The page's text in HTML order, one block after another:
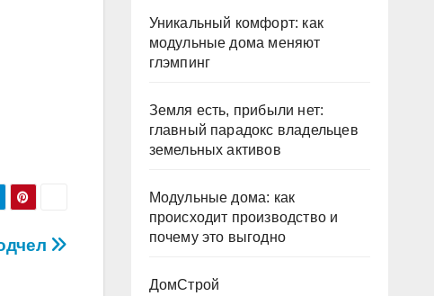
Уникальный комфорт: как
модульные дома меняют
глэмпинг
Земля есть, прибыли нет:
главный парадокс владельцев
земельных активов
Модульные дома: как
происходит производство и
почему это выгодно
ДомСтрой